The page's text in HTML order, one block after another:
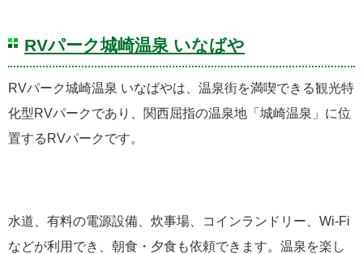
RVパーク城崎温泉 いなばや
RVパーク城崎温泉 いなばやは、温泉街を満喫できる観光特
化型RVパークであり、関西屈指の温泉地「城崎温泉」に位
置するRVパークです。
水道、有料の電源設備、炊事場、コインランドリー、Wi-Fi
などが利用でき、朝食・夕食も依頼できます。温泉を楽し